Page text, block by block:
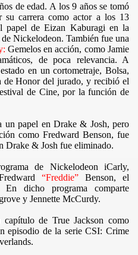
de edad. A los 9 años se tomó
su carrera como actor a los 13
papel de Eizan Kaburagi en la
Nickelodeon. También fue una
Gemelos en acción, como Jamie
de poca relevancia. A
en un cortometraje, Bolsa,
Honor del jurado, y recibió el
de Cine, por la función de
un papel en Drake & Josh, pero
como Fredward Benson, fue
Drake & Josh fue eliminado.
de Nickelodeon iCarly,
“Freddie”Benson, el
En dicho programa comparte
y Jennette McCurdy.
de True Jackson como
episodio de la serie CSI: Crime